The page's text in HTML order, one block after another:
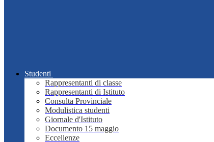
Studenti
Rappresentanti di classe
Rappresentanti di Istituto
Consulta Provinciale
Modulistica studenti
Giornale d'Istituto
Documento 15 maggio
Eccellenze